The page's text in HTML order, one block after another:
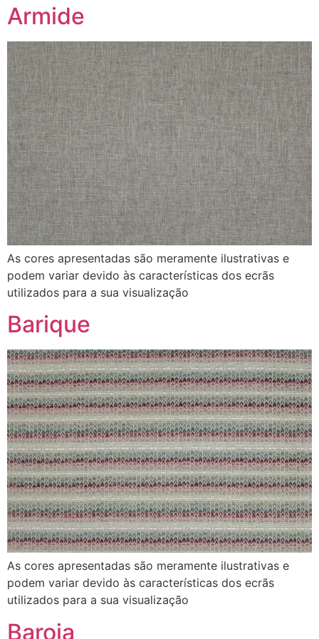
Armide
As cores apresentadas são meramente ilustrativas e
podem variar devido às características dos ecrãs
utilizados para a sua visualização
Barique
As cores apresentadas são meramente ilustrativas e
podem variar devido às características dos ecrãs
utilizados para a sua visualização
Baroja